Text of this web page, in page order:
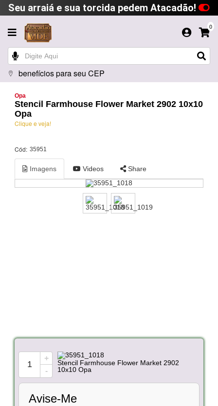
Seu arraiá e sua torcida pedem Atacadão!
0
benefícios para seu CEP
Opa
Stencil Farmhouse Flower Market 2902 10x10
Opa
Clique e veja!
Cód: 35951
Imagens Videos Share
+
-
Stencil Farmhouse Flower Market 2902
10x10 Opa
Avise-Me